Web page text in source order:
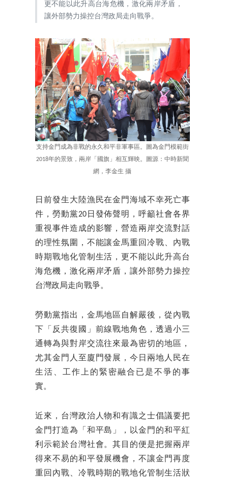
更不能以此升高台海危機，激化兩岸矛盾，
讓外部勢力操控台灣政局走向戰爭。
支持金門成為非戰的永久和平非軍事區。圖為金門模範街
2018年的景致，兩岸「國旗」相互輝映。圖源：中時新聞
網，李金生 攝
日前發生大陸漁民在金門海域不幸死亡事
件，勞動黨20日發佈聲明，呼籲社會各界
重視事件造成的影響，營造兩岸交流對話
的理性氛圍，不能讓金馬重回冷戰、內戰
時期戰地化管制生活，更不能以此升高台
海危機，激化兩岸矛盾，讓外部勢力操控
台灣政局走向戰爭。
勞動黨指出，金馬地區自解嚴後，從內戰
下「反共復國」前線戰地角色，透過小三
通轉為與對岸交流往來最為密切的地區，
尤其金門人至廈門發展，今日兩地人民在
生活、工作上的緊密融合已是不爭的事
實。
近來，台灣政治人物和有識之士倡議要把
金門打造為「和平島」，以金門的和平紅
利示範於台灣社會。其目的便是把握兩岸
得來不易的和平發展機會，不讓金門再度
重回內戰、冷戰時期的戰地化管制生活狀